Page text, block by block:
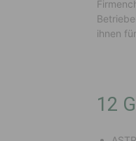
ihnen
12